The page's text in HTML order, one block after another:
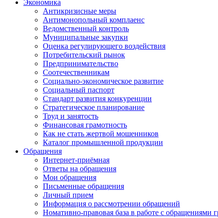
Экономика
Антикризисные меры
Антимонопольный комплаенс
Ведомственный контроль
Муниципальные закупки
Оценка регулирующего воздействия
Потребительский рынок
Предпринимательство
Соотечественникам
Социально-экономическое развитие
Социальный паспорт
Стандарт развития конкуренции
Стратегическое планирование
Труд и занятость
Финансовая грамотность
Как не стать жертвой мошенников
Каталог промышленной продукции
Обращения
Интернет-приёмная
Ответы на обращения
Мои обращения
Письменные обращения
Личный прием
Информация о рассмотрении обращений
Номативно-правовая база в работе с обращениями